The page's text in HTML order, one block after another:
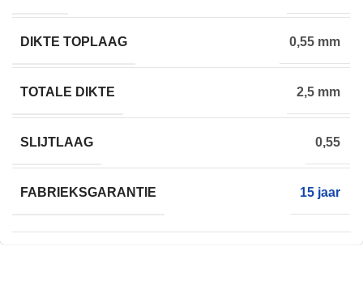
DIKTE TOPLAAG 0,55 mm
TOTALE DIKTE 2,5 mm
SLIJTLAAG 0,55
FABRIEKSGARANTIE 15 jaar